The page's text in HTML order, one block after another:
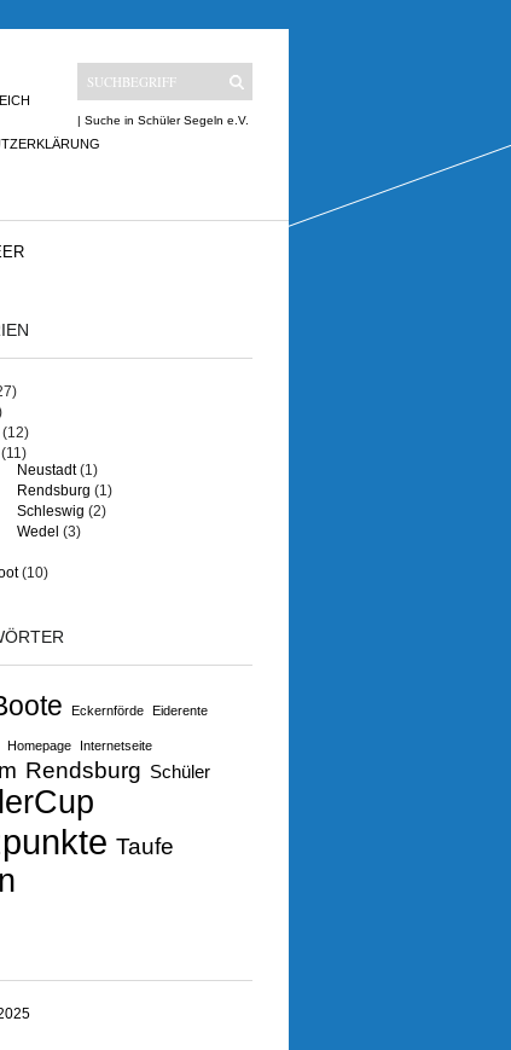
| Suche in Schüler Segeln e.V.
(11)
Neustadt(1)
Rendsburg (1)
Schleswig (2)
Wedel (3)
(10)
Eckernförde Eiderente
Homepage Internetseite
Rendsburg Schüler
Taufe